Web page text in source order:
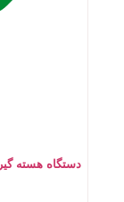
دستگاه هسته گیر